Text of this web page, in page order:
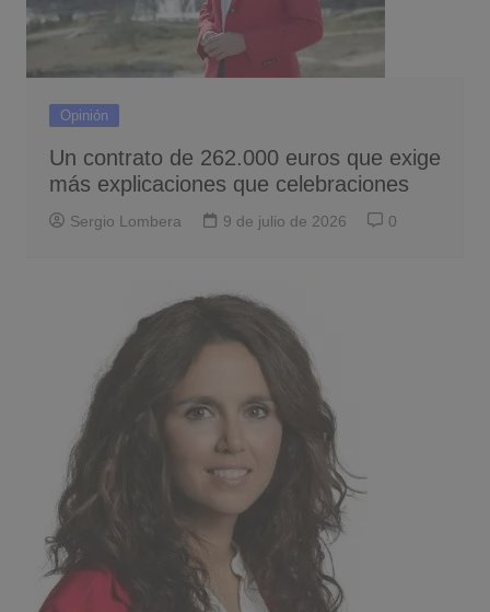
Opinión
Un contrato de 262.000 euros que exige
más explicaciones que celebraciones
Sergio Lombera 9 de julio de 2026 0